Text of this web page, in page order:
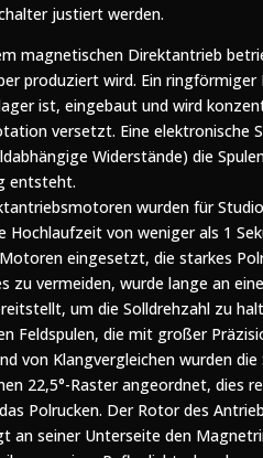
justiert werden.
magnetischen Direktantrieb
produziert wird. Ein
ist, eingebaut und wird
versetzt. Eine elektronische
Widerstände) die
entsteht.
wurden für
Hochlaufzeit von weniger als 1
eingesetzt, die starkes
zu vermeiden, wurde lange an
um die Solldrehzahl zu
Feldspulen, die mit großer
von Klangvergleichen wurden
22,5°-Raster angeordnet, dies
Polrucken. Der Rotor des
an seiner Unterseite den